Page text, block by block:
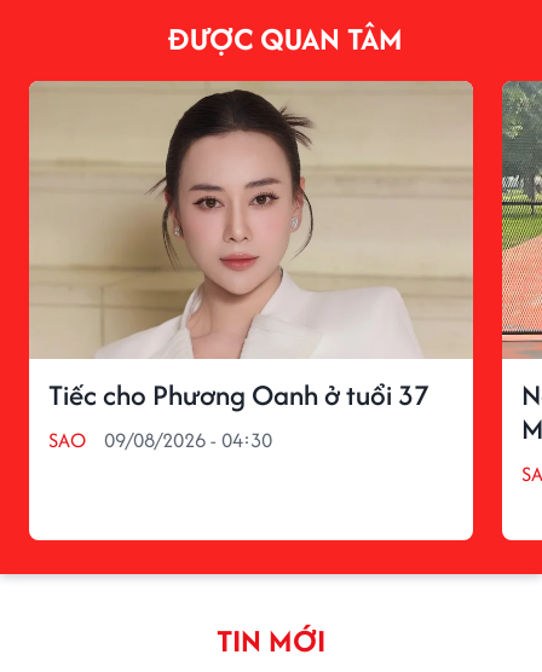
ĐƯỢC QUAN TÂM
Tiếc cho Phương Oanh ở tuổi 37
SAO 09/08/2026 - 04:30
TIN MỚI